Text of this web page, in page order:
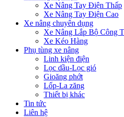
Xe Nâng Tay Điện Thấp
Xe Nâng Tay Điện Cao
Xe nâng chuyên dụng
Xe Nâng Lắp Bộ Công
Xe Kéo Hàng
Phụ tùng xe nâng
Linh kiện điện
Lọc dầu-Lọc gió
Gioăng phớt
Lốp-La zăng
Thiết bị khác
Tin tức
Liên hệ